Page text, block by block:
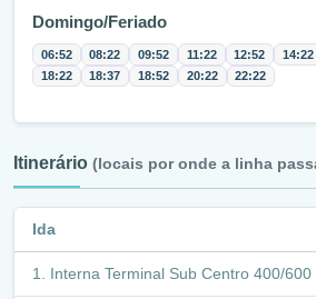
Domingo/Feriado
06:52 08:22 09:52 11:22 12:52 14:22
18:22
18:37 18:52 20:22 22:22
Itinerário (locais por onde a linha
Ida
Interna Terminal Sub Centro 400/600